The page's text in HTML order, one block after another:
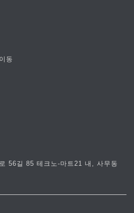
동
56길 85 테크노-마트21 내, 사무동